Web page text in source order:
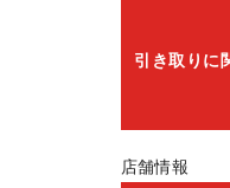
引き取りに
店舗情報